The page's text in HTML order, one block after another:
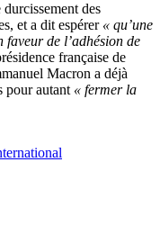
des
et a dit espérer « qu’une
de l’adhésion de
française de
Macron a déjà
pour autant « fermer la